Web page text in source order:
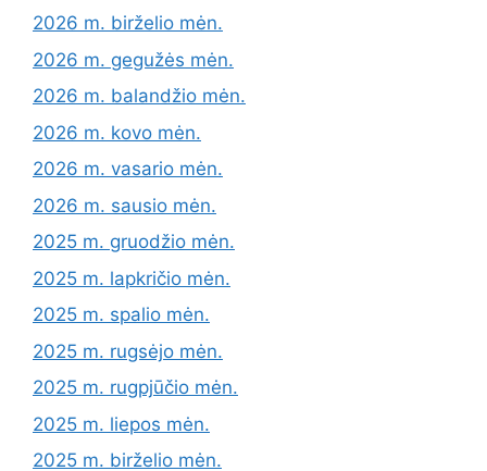
2026 m. birželio mėn.
2026 m. gegužės mėn.
2026 m. balandžio mėn.
2026 m. kovo mėn.
2026 m. vasario mėn.
2026 m. sausio mėn.
2025 m. gruodžio mėn.
2025 m. lapkričio mėn.
2025 m. spalio mėn.
2025 m. rugsėjo mėn.
2025 m. rugpjūčio mėn.
2025 m. liepos mėn.
2025 m. birželio mėn.